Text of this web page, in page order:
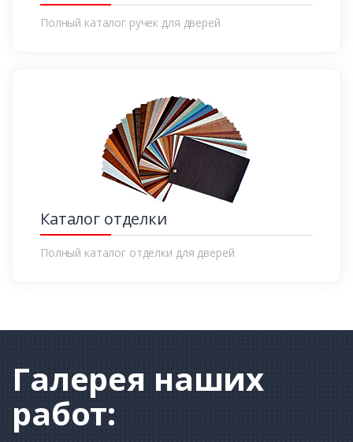
Полный каталог ручек для дверей
Каталог отделки
Полный каталог отделки для дверей
Галерея наших
работ: